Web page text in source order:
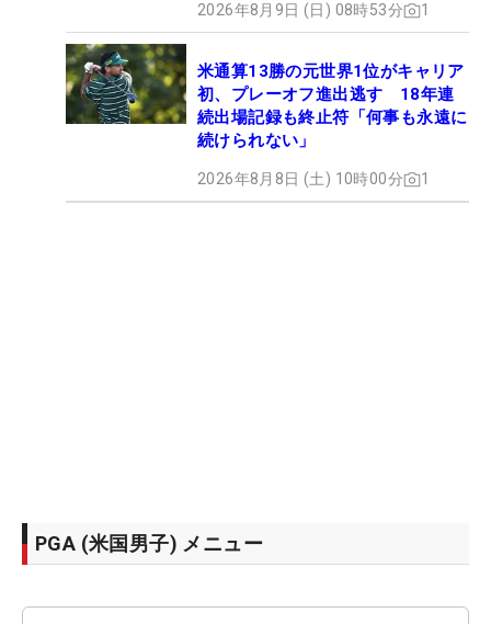
2026年8月9日 (日) 08時53分 1
米通算13勝の元世界1位がキャリア
初、プレーオフ進出逃す 18年連
続出場記録も終止符「何事も永遠に
続けられない」
2026年8月8日 (土) 10時00分 1
PGA (米国男子) メニュー